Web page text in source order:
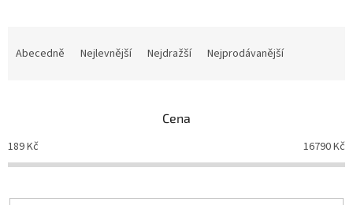
p
r
o
Abecedně Nejlevnější Nejdražší Nejprodávanější
Cena
189Kč 16790Kč